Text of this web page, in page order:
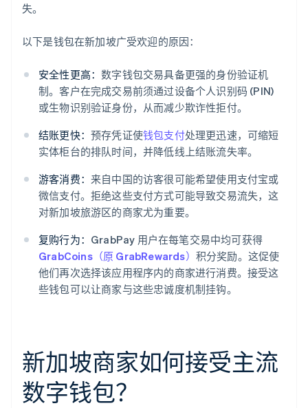
失。
以下是钱包在新加坡广受欢迎的原因：
安全性更高：数字钱包交易具备更强的身份验证机
制。客户在完成交易前须通过设备个人识别码 (PIN)
或生物识别验证身份，从而减少欺诈性拒付。
结账更快： 预存凭证使钱包支付处理更迅速，可缩短
实体柜台的排队时间，并降低线上结账流失率。
游客消费： 来自中国的访客很可能希望使用支付宝或
微信支付。拒绝这些支付方式可能导致交易流失，这
对新加坡旅游区的商家尤为重要。
复购行为： GrabPay 用户在每笔交易中均可获得
GrabCoins（原 GrabRewards） 积分奖励。这促使
他们再次选择该应用程序内的商家进行消费。接受这
些钱包可以让商家与这些忠诚度机制挂钩。
新加坡商家如何接受主流
数字钱包？